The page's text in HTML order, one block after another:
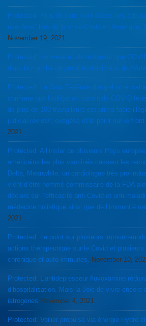
Protected: Plus de cent mille décès liés à la
overdose” lors de la crise Covid en Amérique:
November 19, 2021
Protected: Nouvelle étude indiquant que
dans le marché de produits d’animaux de
Protected: La Cour Fédérale d’appel
confirme que l’obligation vaccinale COVID fédérale pour les
de plus de 100 travailleurs est prima facie
judicial review”: exégèse et le point sur le front
2021
Protected: A l’instar de plusieurs Pays
américains les plus vaccinés cassent les
Delta. Meanwhile, un cardiologue très pro-
vient d’être nommé commissaire de la FDA
déclaré sur l’efficacité anti-Covid et anti-
médecine holistique ainsi que de l’immunité
2021
Protected: Le point sur plusieurs immuno-modulateurs naturels et leur
actions thérapeutique sur le Covid et
chronique et auto-immunes.
November 10,
Protected: L’antidepresseur fluvoxamine
d’hospitalisation. Mais la Joie de vivre encore
iatrogènes November 4, 2021
Protected: Voilier propulsé via énergie Hydro-